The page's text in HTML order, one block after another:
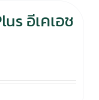
อีเคเอช